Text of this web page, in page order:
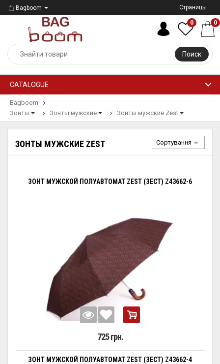
Bagboom Страницы
Поиск
0 0
CATALOGUE
Bagboom
Зонты
Зонты мужские Зонты мужские Zest
ЗОНТЫ МУЖСКИЕ ZEST Сортування
ЗОНТ МУЖСКОЙ ПОЛУАВТОМАТ ZEST (ЗЕСТ) Z43662-6
725 грн.
ЗОНТ МУЖСКОЙ ПОЛУАВТОМАТ ZEST (ЗЕСТ) Z43662-4